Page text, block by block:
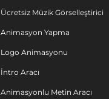
Ücretsiz Müzik Görselleştirici
Animasyon Yapma
Logo Animasyonu
İntro Aracı
Animasyonlu Metin Aracı